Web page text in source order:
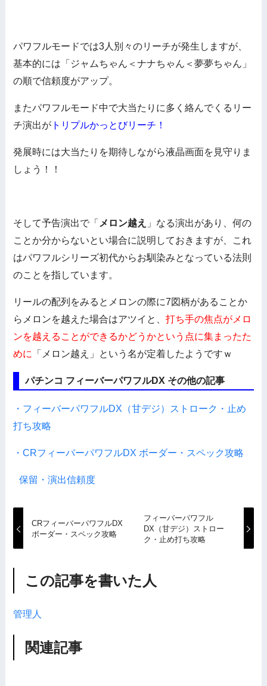
パワフルモードでは3人別々のリーチが発生しますが、
基本的には「ジャムちゃん＜ナナちゃん＜夢夢ちゃん」
の順で信頼度がアップ。
またパワフルモード中で大当たりに多く絡んでくるリー
チ演出が トリプルかっとびリーチ！
発展時には大当たりを期待しながら液晶画面を見守りま
しょう！！
そして予告演出で「 メロン越え 」なる演出があり、何の
ことか分からないとい場合に説明しておきますが、これ
はパワフルシリーズ初代からお馴染みとなっている法則
のことを指しています。
リールの配列をみるとメロンの際に7図柄があることか
らメロンを越えた場合はアツイと、打ち手の焦点がメロ
ンを越えることができるかどうかという点に集まったた
めに 「メロン越え」という名が定着したようですｗ
パチンコ フィーバーパワフルDX その他の記事
・フィーバーパワフルDX（甘デジ）ストローク・止め
打ち攻略
・CRフィーバーパワフルDX ボーダー・スペック攻略
保留・演出信頼度
CRフィーバーパワフルDX
ボーダー・スペック攻略
フィーバーパワフル
DX（甘デジ）ストロー
ク・止め打ち攻略
この記事を書いた人
管理人
関連記事